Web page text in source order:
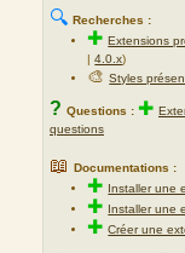
🔍 Recherches :
✚Extensions
|4.0.x)
🎨Styles
? Questions : ✚
questions
📖 Documentations :
✚ Installer une
✚ Installer une
✚Créer une